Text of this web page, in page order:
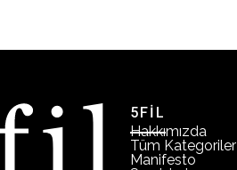
5FİL
Hakkımızda
Tüm Kategoriler
Manifesto